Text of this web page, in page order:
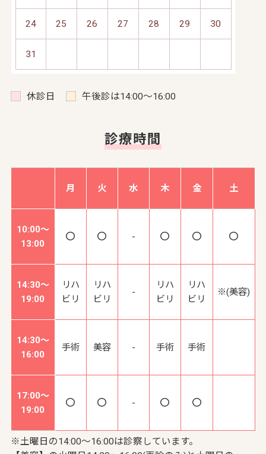
24 25 26 27 28 29 30
31
休診日 午後診は14:00～16:00
診療時間
月 火 水 木 金 土
10:00～
13:00
-
14:30～
19:00
リハ
ビリ
リハ
ビリ
-
リハ
ビリ
リハ
ビリ
※(美容)
14:30～
16:00
手術 美容 - 手術 手術
17:00～
19:00
-
※土曜日の14:00～16:00は診察しています。